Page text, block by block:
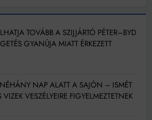
TOVÁBB A SZIJJÁRTÓ PÉTER–BYD
GYANÚJA MIATT ÉRKEZETT
NAP ALATT A SAJÓN – ISMÉT
VIZEK VESZÉLYEIRE FIGYELMEZTETNEK